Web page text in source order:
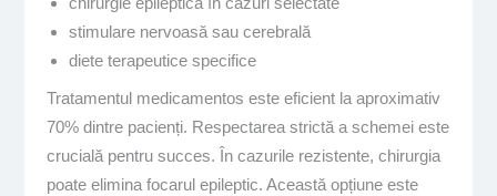
stimulare nervoasă sau cerebrală
diete terapeutice specifice
Tratamentul medicamentos este eficient la aproximativ
70% dintre pacienți. Respectarea strictă a schemei este
crucială pentru succes. În cazurile rezistente, chirurgia
poate elimina focarul epileptic. Această opțiune este